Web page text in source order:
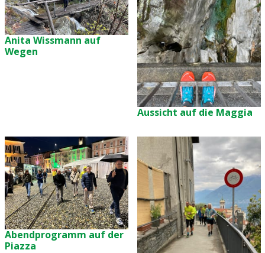
Anita Wissmann auf
Wegen
Aussicht auf die Maggia
Abendprogramm auf der
Piazza